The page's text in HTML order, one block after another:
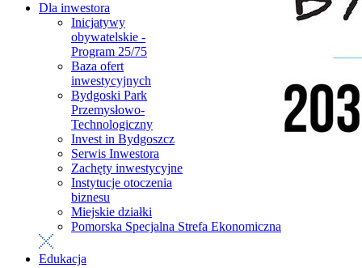
Dla inwestora
Inicjatywy
obywatelskie -
Program 25/75
Baza ofert
inwestycyjnych
Bydgoski Park
Przemysłowo-
Technologiczny
Invest in Bydgoszcz
Serwis Inwestora
Zachęty inwestycyjne
Instytucje otoczenia
biznesu
Miejskie działki
Pomorska Specjalna Strefa Ekonomiczna
Edukacja